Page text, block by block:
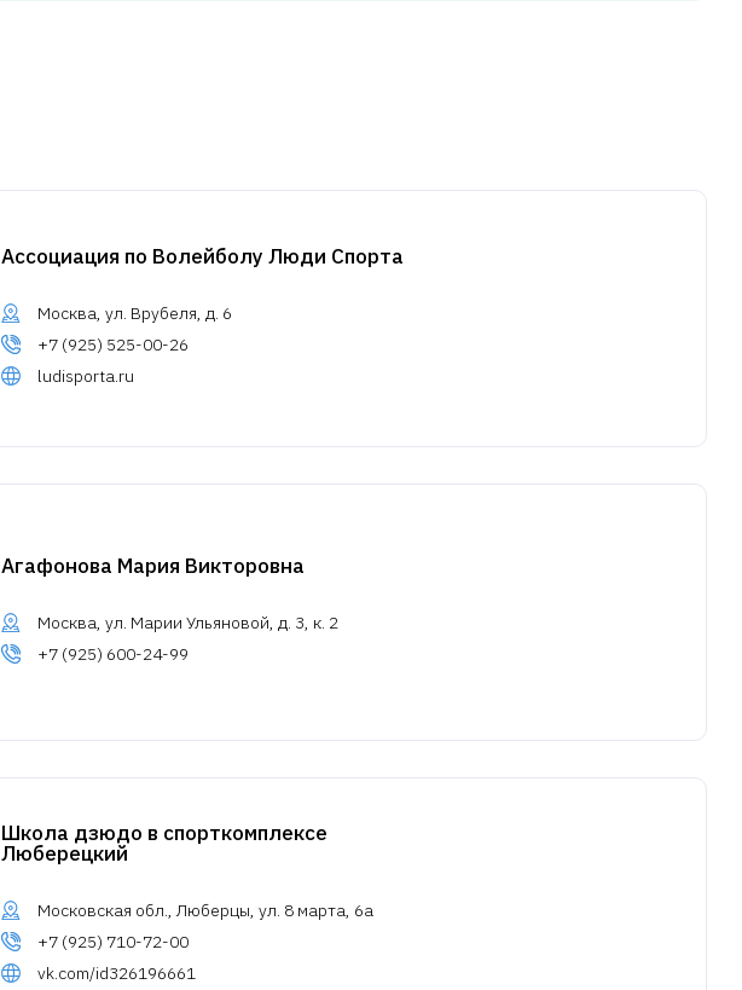
Ассоциация по Волейболу Люди Спорта
Москва, ул. Врубеля, д. 6
+7 (925) 525-00-26
ludisporta.ru
Агафонова Мария Викторовна
Москва, ул. Марии Ульяновой, д. 3, к. 2
+7 (925) 600-24-99
Школа дзюдо в спорткомплексе
Люберецкий
Московская обл., Люберцы, ул. 8 марта, 6а
+7 (925) 710-72-00
vk.com/id326196661